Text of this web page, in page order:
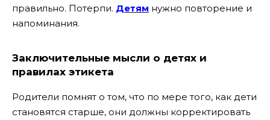
правильно. Потерпи. Детям нужно повторение и
напоминания.
Заключительные мысли о детях и
правилах этикета
Родители помнят о том, что по мере того, как дети
становятся старше, они должны корректировать